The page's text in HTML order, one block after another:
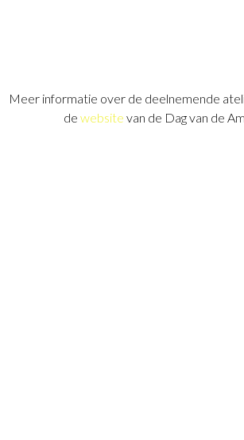
Meer informatie over de deelnemende
de website van de Dag van de